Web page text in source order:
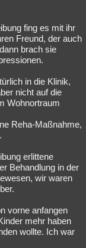
fing es mit ihr
Freund, der auch
brach sie
in die Klinik,
nicht auf die
Wohnortraum
Reha-Maßnahme,
erlittene
Behandlung in der
wir waren
vorne anfangen
mehr haben
wollte. Ich war